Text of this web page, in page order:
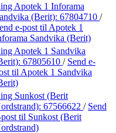
Apotek 1 Inforama
(Berit): 67804710 /
e-post til Apotek 1
Sandvika (Berit)
Apotek 1 Sandvika
67805610 / Send e-
til Apotek 1 Sandvika
Sunkost (Berit
67566622 / Send
til Sunkost (Berit